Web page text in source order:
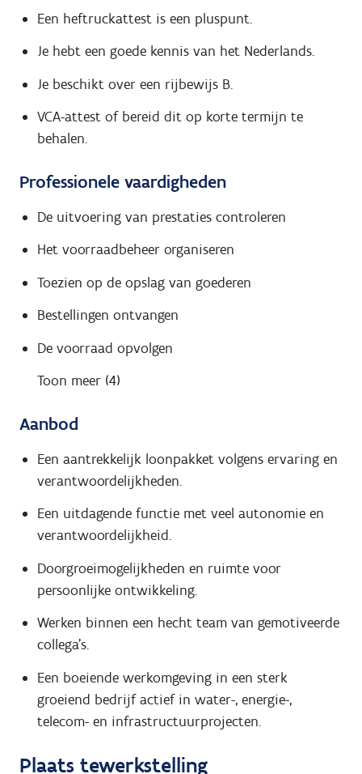
Een heftruckattest is een pluspunt.
Je hebt een goede kennis van het Nederlands.
Je beschikt over een rijbewijs B.
VCA-attest of bereid dit op korte termijn te
behalen.
Professionele vaardigheden
De uitvoering van prestaties controleren
Het voorraadbeheer organiseren
Toezien op de opslag van goederen
Bestellingen ontvangen
De voorraad opvolgen
Toon meer (4)
Aanbod
Een aantrekkelijk loonpakket volgens ervaring en
verantwoordelijkheden.
Een uitdagende functie met veel autonomie en
verantwoordelijkheid.
Doorgroeimogelijkheden en ruimte voor
persoonlijke ontwikkeling.
Werken binnen een hecht team van gemotiveerde
collega's.
Een boeiende werkomgeving in een sterk
groeiend bedrijf actief in water-, energie-,
telecom- en infrastructuurprojecten.
Plaats tewerkstelling